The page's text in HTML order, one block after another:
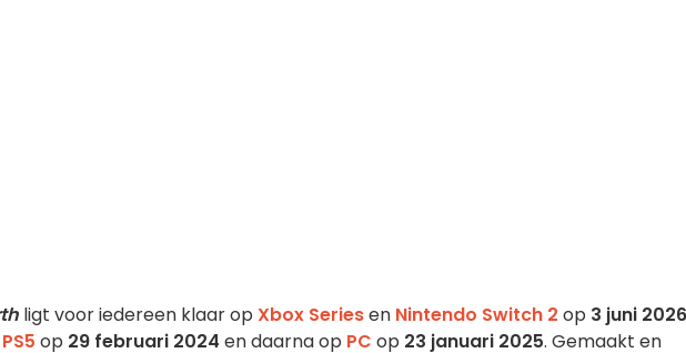
ligt voor iedereen klaar op Xbox Seriesen Nintendo Switch 2 op 3 juni 2026
PS5 op 29 februari 2024 en daarna op PC op 23 januari 2025. Gemaakt en